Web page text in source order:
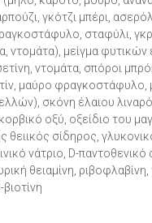
γκότζι μπέρι,
σταφύλι,
ντομάτα), μείγμα
ντομάτα, σπόροι
μαύρο φραγκοστάφυλο,
σκόνη έλαιου
οξύ, οξείδιο του
σίδηρος,
νάτριο, D-παντοθενικό
θειαμίνη,